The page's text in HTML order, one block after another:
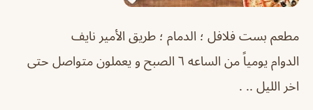
مطعم بست فلافل ؛ الدمام ؛ طريق الأمير نايف
الدوام يومياً من الساعه ٦ الصبح و يعملون متواصل حتى
اخر الليل .. .